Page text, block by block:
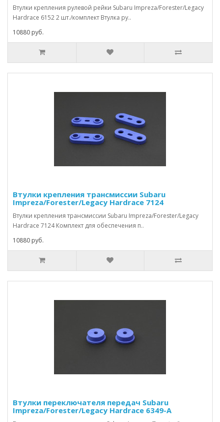
Втулки крепления рулевой рейки Subaru Impreza/Forester/Legacy
Hardrace 6152 2 шт./комплект Втулка ру..
10880 руб.
Втулки крепления трансмиссии Subaru
Impreza/Forester/Legacy Hardrace 7124
Втулки крепления трансмиссии Subaru Impreza/Forester/Legacy
Hardrace 7124 Комплект для обеспечения п..
10880 руб.
Втулки переключателя передач Subaru
Impreza/Forester/Legacy Hardrace 6349-A